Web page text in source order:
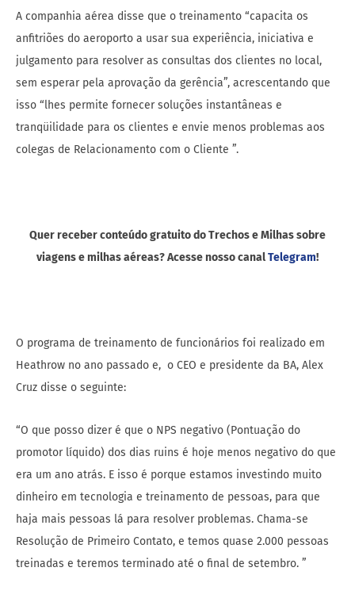
A companhia aérea disse que o treinamento “capacita os
anfitriões do aeroporto a usar sua experiência, iniciativa e
julgamento para resolver as consultas dos clientes no local,
sem esperar pela aprovação da gerência”, acrescentando que
isso “lhes permite fornecer soluções instantâneas e
tranqüilidade para os clientes e envie menos problemas aos
colegas de Relacionamento com o Cliente ”.
Quer receber conteúdo gratuito do Trechos e Milhas sobre
viagens e milhas aéreas? Acesse nosso canalTelegram!
O programa de treinamento de funcionários foi realizado em
Heathrow no ano passado e, o CEO e presidente da BA, Alex
Cruz disse o seguinte:
“O que posso dizer é que o NPS negativo (Pontuação do
promotor líquido) dos dias ruins é hoje menos negativo do que
era um ano atrás. E isso é porque estamos investindo muito
dinheiro em tecnologia e treinamento de pessoas, para que
haja mais pessoas lá para resolver problemas. Chama-se
Resolução de Primeiro Contato, e temos quase 2.000 pessoas
treinadas e teremos terminado até o final de setembro. ”